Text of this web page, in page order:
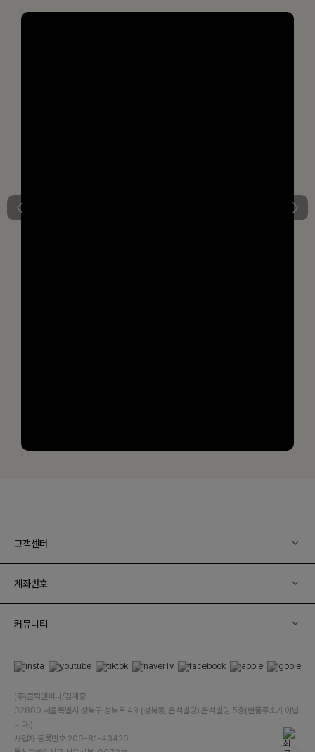
고객센터
계좌번호
커뮤니티
(주)클릭앤퍼니/김예중
02880 서울특별시 성북구 성북로 49 (성북동, 운석빌딩) 운석빌딩 5층(반품주소가 아닙
니다.)
사업자 등록번호 209-81-43420